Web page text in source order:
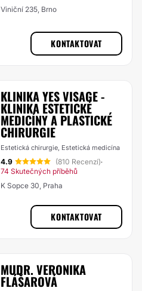
Viniční 235, Brno
KONTAKTOVAT
KLINIKA YES VISAGE -
KLINIKA ESTETICKÉ
MEDICÍNY A PLASTICKÉ
CHIRURGIE
Estetická chirurgie, Estetická medicína
4.9 (810 Recenzí)·
74 Skutečných příběhů
K Sopce 30, Praha
KONTAKTOVAT
MUDR. VERONIKA
FLÁŠAROVÁ